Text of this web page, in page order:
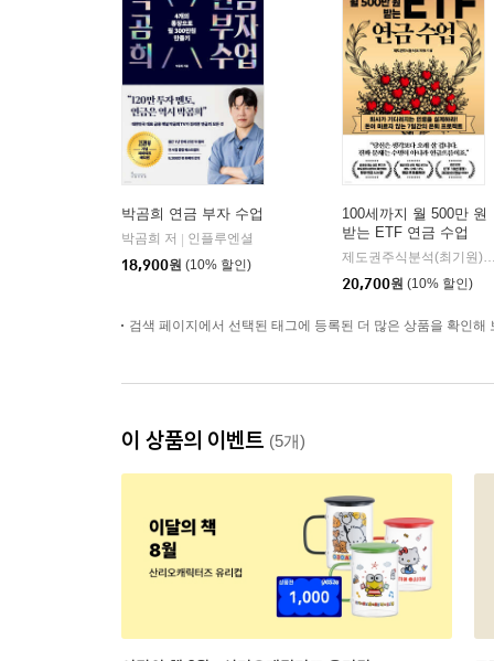
박곰희 연금 부자 수업
박곰희 저
인플루엔셜
18,900원 (10% 할인)
100세까지 월 500만 원
받는 ETF 연금 수업
제도권주식분석(
20,700원 (10% 할인)
검색 페이지에서 선택된 태그에 등록된 더 많은 상품을 확인해
이 상품의 이벤트 (5개)